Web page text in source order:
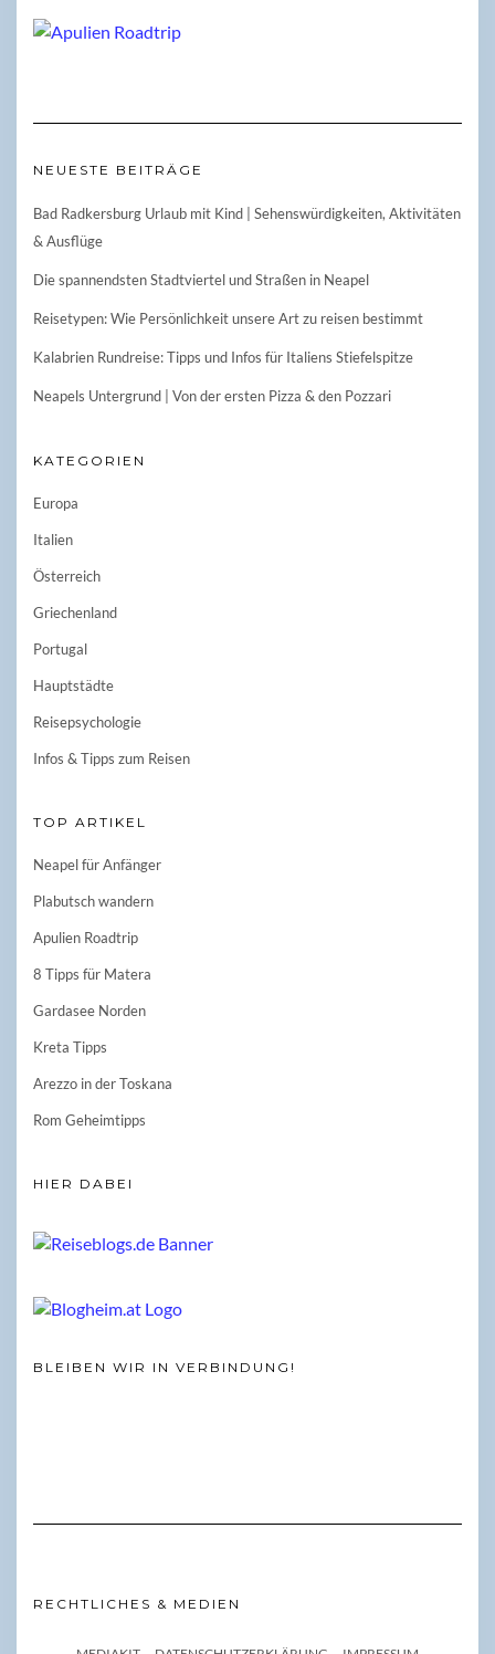
NEUESTE BEITRÄGE
Bad Radkersburg Urlaub mit Kind | Sehenswürdigkeiten, Aktivitäten
& Ausflüge
Die spannendsten Stadtviertel und Straßen in Neapel
Reisetypen: Wie Persönlichkeit unsere Art zu reisen bestimmt
Kalabrien Rundreise: Tipps und Infos für Italiens Stiefelspitze
Neapels Untergrund | Von der ersten Pizza & den Pozzari
KATEGORIEN
Europa
Italien
Österreich
Griechenland
Portugal
Hauptstädte
Reisepsychologie
Infos & Tipps zum Reisen
TOP ARTIKEL
Neapel für Anfänger
Plabutsch wandern
Apulien Roadtrip
8 Tipps für Matera
Gardasee Norden
Kreta Tipps
Arezzo in der Toskana
Rom Geheimtipps
HIER DABEI
BLEIBEN WIR IN VERBINDUNG!
RECHTLICHES & MEDIEN